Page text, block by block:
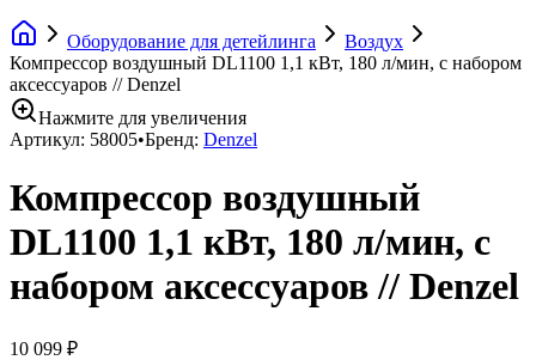
Оборудование для детейлинга
Воздух
Компрессор воздушный DL1100 1,1 кВт, 180 л/мин, с набором
аксессуаров // Denzel
Нажмите для увеличения
Артикул: 58005•Бренд: Denzel
Компрессор воздушный
DL1100 1,1 кВт, 180 л/мин, с
набором аксессуаров // Denzel
10 099 ₽